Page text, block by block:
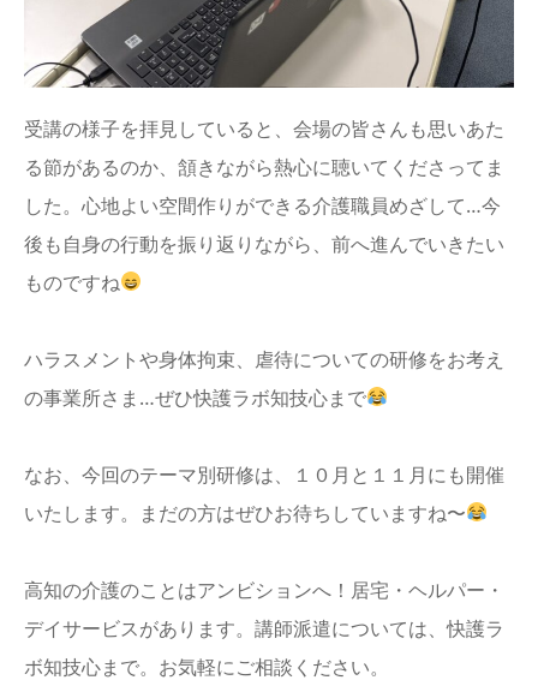
受講の様子を拝見していると、会場の皆さんも思いあた
る節があるのか、頷きながら熱心に聴いてくださってま
した。心地よい空間作りができる介護職員めざして…今
後も自身の行動を振り返りながら、前へ進んでいきたい
ものですね
ハラスメントや身体拘束、虐待についての研修をお考え
の事業所さま…ぜひ快護ラボ知技心まで
なお、今回のテーマ別研修は、１０月と１１月にも開催
いたします。まだの方はぜひお待ちしていますね〜
高知の介護のことはアンビションへ！居宅・ヘルパー・
デイサービスがあります。講師派遣については、快護ラ
ボ知技心まで。お気軽にご相談ください。